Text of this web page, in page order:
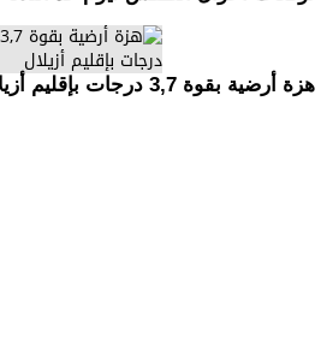
توقعات أحوال الطقس ليوم غد الثلاثاء